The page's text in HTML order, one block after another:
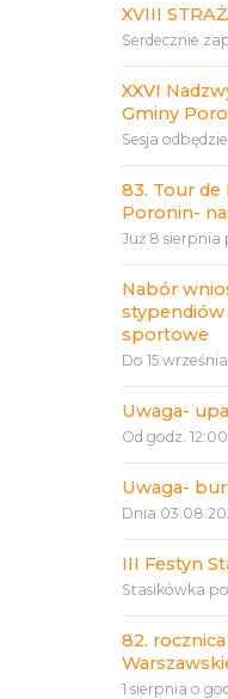
XVIII
Serdecznie
XXVI
Gminy
Sesja
83. Tour
Poronin-
Już 8 sierpnia
Nabór
stypendiów
sportowe
Do 15
Uwaga-
Od godz.
Uwaga-
Dnia
III Festyn
Stasikówka
82.
1 sierpnia o